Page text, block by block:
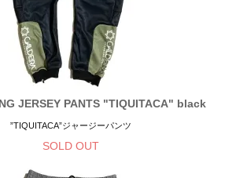
JERSEY PANTS "TIQUITACA" black
”TIQUITACA”ジャージーパンツ
SOLD OUT